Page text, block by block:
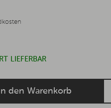
LIEFERBAR
In den Warenkorb